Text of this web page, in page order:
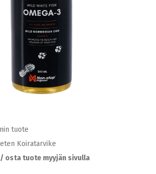
tuote
Koiratarvike
osta tuote myyjän sivulla